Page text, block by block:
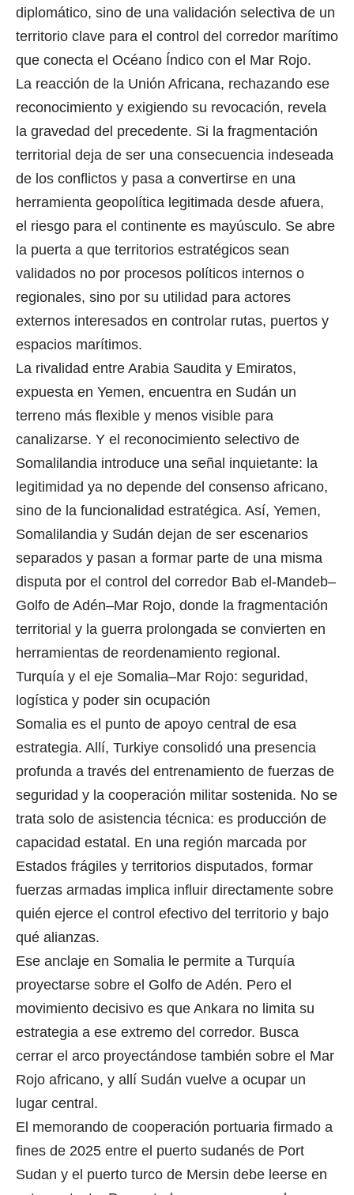
diplomático, sino de una validación selectiva de un
territorio clave para el control del corredor marítimo
que conecta el Océano Índico con el Mar Rojo.
La reacción de la Unión Africana, rechazando ese
reconocimiento y exigiendo su revocación, revela
la gravedad del precedente. Si la fragmentación
territorial deja de ser una consecuencia indeseada
de los conflictos y pasa a convertirse en una
herramienta geopolítica legitimada desde afuera,
el riesgo para el continente es mayúsculo. Se abre
la puerta a que territorios estratégicos sean
validados no por procesos políticos internos o
regionales, sino por su utilidad para actores
externos interesados en controlar rutas, puertos y
espacios marítimos.
La rivalidad entre Arabia Saudita y Emiratos,
expuesta en Yemen, encuentra en Sudán un
terreno más flexible y menos visible para
canalizarse. Y el reconocimiento selectivo de
Somalilandia introduce una señal inquietante: la
legitimidad ya no depende del consenso africano,
sino de la funcionalidad estratégica. Así, Yemen,
Somalilandia y Sudán dejan de ser escenarios
separados y pasan a formar parte de una misma
disputa por el control del corredor Bab el-Mandeb–
Golfo de Adén–Mar Rojo, donde la fragmentación
territorial y la guerra prolongada se convierten en
herramientas de reordenamiento regional.
Turquía y el eje Somalia–Mar Rojo: seguridad,
logística y poder sin ocupación
Somalia es el punto de apoyo central de esa
estrategia. Allí, Turkiye consolidó una presencia
profunda a través del entrenamiento de fuerzas de
seguridad y la cooperación militar sostenida. No se
trata solo de asistencia técnica: es producción de
capacidad estatal. En una región marcada por
Estados frágiles y territorios disputados, formar
fuerzas armadas implica influir directamente sobre
quién ejerce el control efectivo del territorio y bajo
qué alianzas.
Ese anclaje en Somalia le permite a Turquía
proyectarse sobre el Golfo de Adén. Pero el
movimiento decisivo es que Ankara no limita su
estrategia a ese extremo del corredor. Busca
cerrar el arco proyectándose también sobre el Mar
Rojo africano, y allí Sudán vuelve a ocupar un
lugar central.
El memorando de cooperación portuaria firmado a
fines de 2025 entre el puerto sudanés de Port
Sudan y el puerto turco de Mersin debe leerse en